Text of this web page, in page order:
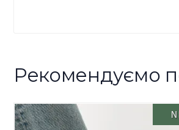
Рекомендуємо